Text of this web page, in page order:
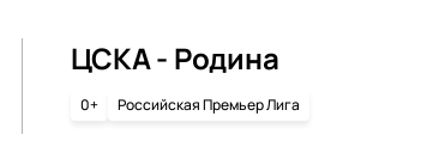
ЦСКА - Родина
0+ Российская Премьер Лига